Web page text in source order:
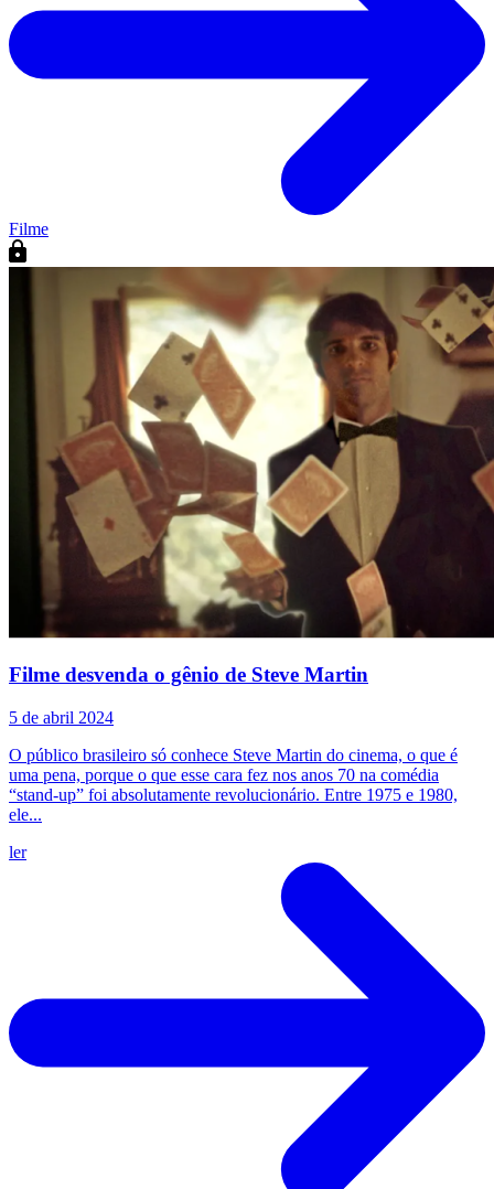
Filme
Filme desvenda o gênio de Steve Martin
5 de abril 2024
O público brasileiro só conhece Steve Martin do cinema, o que é
uma pena, porque o que esse cara fez nos anos 70 na comédia
“stand-up” foi absolutamente revolucionário. Entre 1975 e 1980,
ele...
ler